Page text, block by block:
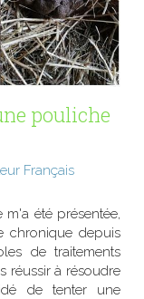
pouliche
Français
été présentée,
chronique depuis
de traitements
réussir à résoudre
de tenter une